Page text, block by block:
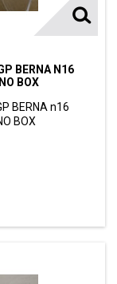
BERNA N16
BOX
BERNA n16
BOX